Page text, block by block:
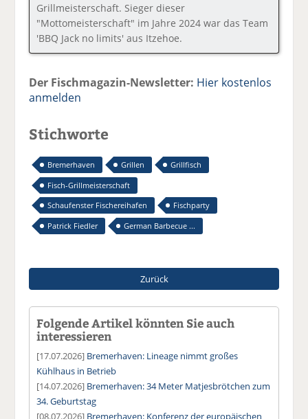
Grillmeisterschaft. Sieger dieser
"Mottomeisterschaft" im Jahre 2024 war das Team
'BBQ Jack no limits' aus Itzehoe.
Der Fischmagazin-Newsletter: Hier kostenlos
anmelden
Stichworte
Bremerhaven Grillen
Grillfisch
Fisch-Grillmeisterschaft
Schaufenster Fischereihafen
Fischparty
Patrick Fiedler
German Barbecue ...
Zurück
Folgende Artikel könnten Sie auch
interessieren
[17.07.2026] Bremerhaven: Lineage nimmt großes
Kühlhaus in Betrieb
[14.07.2026] Bremerhaven: 34 Meter Matjesbrötchen zum
34. Geburtstag
[08.07.2026] Bremerhaven: Konferenz der europäischen